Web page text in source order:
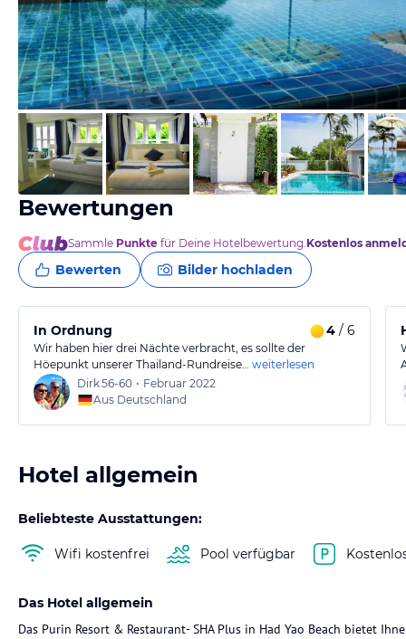
von Expedia
Bewertungen
Sammle Punkte für Deine Hotelbewertung.Kostenlos
Bewerten Bilder hochladen
In Ordnung 4 / 6
Wir haben hier drei Nächte verbracht, es sollte der
Höepunkt unserer Thailand-Rundreise… weiterlesen
Dirk56-60 • Februar 2022
Aus Deutschland
Hotel allgemein
Beliebteste Ausstattungen:
Wifi kostenfrei Pool verfügbar
Das Hotel allgemein
Das Purin Resort & Restaurant- SHA Plus in Had Yao Beach bietet